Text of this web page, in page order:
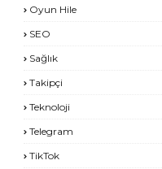
Oyun Hile
SEO
Sağlık
Takipçi
Teknoloji
Telegram
TikTok